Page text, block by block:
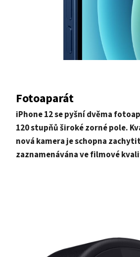
Fotoaparát
iPhone 12 se pyšní dvěma
120 stupňů široké zorné pole.
nová kamera je schopna
zaznamenávána ve filmové